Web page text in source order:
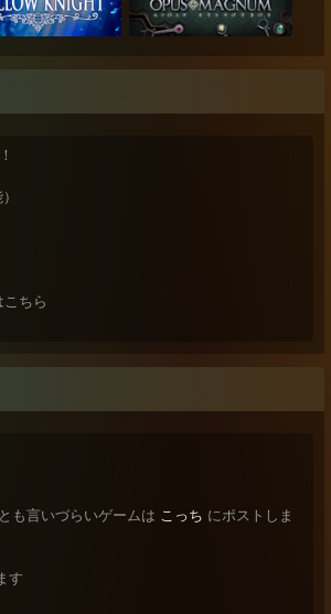
ちら
も言いづらいゲームは こっち にポストしま
す